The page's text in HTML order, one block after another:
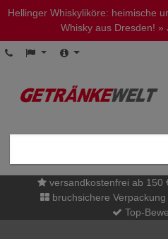
Hellinger Whiskyliköre: heimische
Whisky aus Dresden! »
versandkostenfrei ab 150
bruchsichere Verpackung
Top-